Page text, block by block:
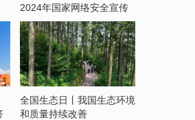
2024年国家网络安全宣传
周开启
全国生态日丨我国生态环境
和质量持续改善